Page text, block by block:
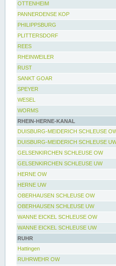
OTTENHEIM
PANNERDENSE KOP
PHILIPPSBURG
PLITTERSDORF
REES
RHEINWEILER
RUST
SANKT GOAR
SPEYER
WESEL
WORMS
RHEIN-HERNE-KANAL
DUISBURG-MEIDERICH SCHLEUSE
DUISBURG-MEIDERICH SCHLEUSE
GELSENKIRCHEN SCHLEUSE OW
GELSENKIRCHEN SCHLEUSE UW
HERNE OW
HERNE UW
OBERHAUSEN SCHLEUSE OW
OBERHAUSEN SCHLEUSE UW
WANNE EICKEL SCHLEUSE OW
WANNE EICKEL SCHLEUSE UW
RUHR
Hattingen
RUHRWEHR OW